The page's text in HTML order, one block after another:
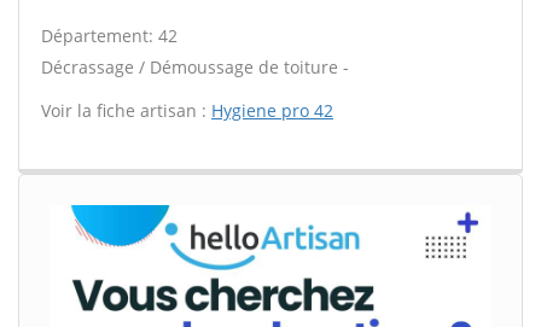
Département: 42
Décrassage / Démoussage de toiture -
Voir la fiche artisan : Hygiene pro 42